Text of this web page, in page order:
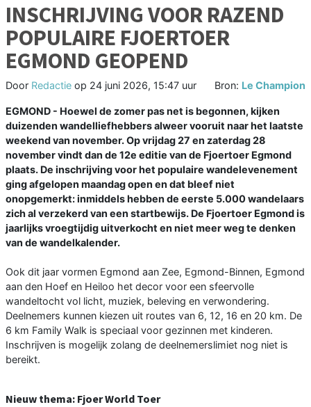
INSCHRIJVING VOOR RAZEND
POPULAIRE FJOERTOER
EGMOND GEOPEND
Door Redactie op 24 juni 2026, 15:47 uur Bron: Le Champion
EGMOND - Hoewel de zomer pas net is begonnen, kijken
duizenden wandelliefhebbers alweer vooruit naar het laatste
weekend van november. Op vrijdag 27 en zaterdag 28
november vindt dan de 12e editie van de Fjoertoer Egmond
plaats. De inschrijving voor het populaire wandelevenement
ging afgelopen maandag open en dat bleef niet
onopgemerkt: inmiddels hebben de eerste 5.000 wandelaars
zich al verzekerd van een startbewijs. De Fjoertoer Egmond is
jaarlijks vroegtijdig uitverkocht en niet meer weg te denken
van de wandelkalender.
Ook dit jaar vormen Egmond aan Zee, Egmond-Binnen, Egmond
aan den Hoef en Heiloo het decor voor een sfeervolle
wandeltocht vol licht, muziek, beleving en verwondering.
Deelnemers kunnen kiezen uit routes van 6, 12, 16 en 20 km. De
6 km Family Walk is speciaal voor gezinnen met kinderen.
Inschrijven is mogelijk zolang de deelnemerslimiet nog niet is
bereikt.
Nieuw thema: Fjoer World Toer